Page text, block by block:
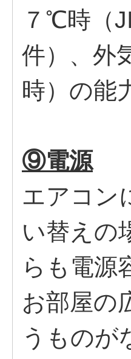
７℃時（
件）、外
時）の能
⑨電源
エアコン
い替えの
らも電源
お部屋の
うものが